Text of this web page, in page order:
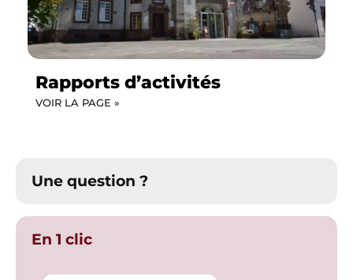
Rapports d’activités
VOIR LA PAGE »
Une question ?
En 1 clic